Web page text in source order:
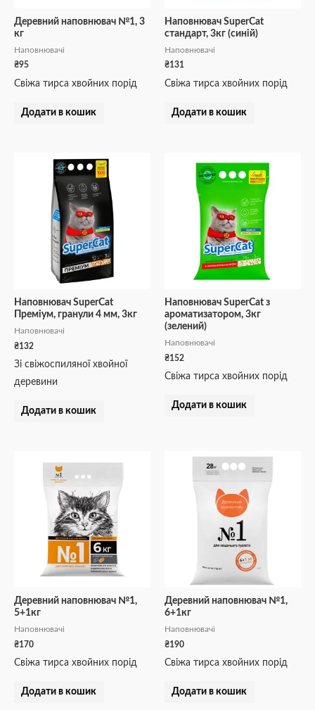
Деревний наповнювач №1, 3
кг
Наповнювачі
₴95
Свіжа тирса хвойних порід
Додати в кошик
Наповнювач SuperCat
стандарт, 3кг (синій)
Наповнювачі
₴131
Свіжа тирса хвойних порід
Додати в кошик
Наповнювач SuperCat
Преміум, гранули 4 мм, 3кг
Наповнювачі
₴132
Зі свіжоспиляної хвойної
деревини
Додати в кошик
Наповнювач SuperCat з
ароматизатором, 3кг
(зелений)
Наповнювачі
₴152
Свіжа тирса хвойних порід
Додати в кошик
Деревний наповнювач №1,
5+1кг
Наповнювачі
₴170
Свіжа тирса хвойних порід
Додати в кошик
Деревний наповнювач №1,
6+1кг
Наповнювачі
₴190
Свіжа тирса хвойних порід
Додати в кошик